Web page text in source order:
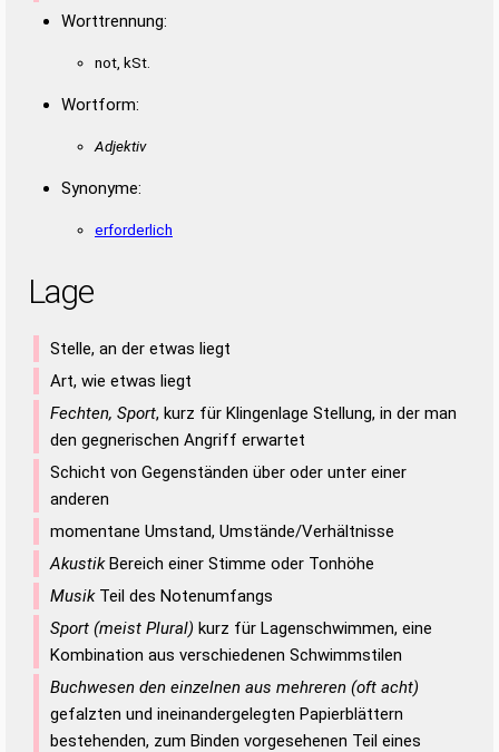
Worttrennung:
not, kSt.
Wortform:
Adjektiv
Synonyme:
erforderlich
Lage
Stelle, an der etwas liegt
Art, wie etwas liegt
Fechten, Sport, kurz für Klingenlage Stellung, in der man
den gegnerischen Angriff erwartet
Schicht von Gegenständen über oder unter einer
anderen
momentane Umstand, Umstände/Verhältnisse
AkustikBereich einer Stimme oder Tonhöhe
MusikTeil des Notenumfangs
Sport (meist Plural) kurz für Lagenschwimmen, eine
Kombination aus verschiedenen Schwimmstilen
Buchwesen den einzelnen aus mehreren (oft acht)
gefalzten und ineinandergelegten Papierblättern
bestehenden, zum Binden vorgesehenen Teil eines